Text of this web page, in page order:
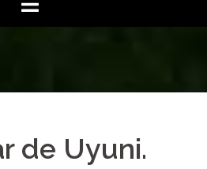
de Uyuni.